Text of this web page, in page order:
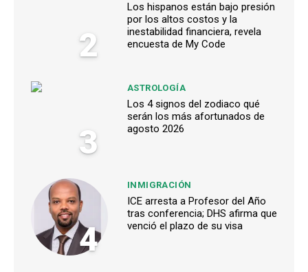
2
Los hispanos están bajo presión
por los altos costos y la
inestabilidad financiera, revela
encuesta de My Code
3
ASTROLOGÍA
Los 4 signos del zodiaco qué
serán los más afortunados de
agosto 2026
4
INMIGRACIÓN
ICE arresta a Profesor del Año
tras conferencia; DHS afirma que
venció el plazo de su visa